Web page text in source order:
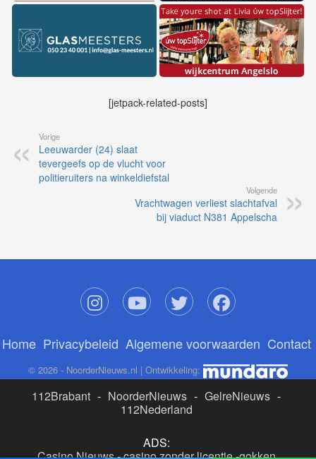
[jetpack-related-posts]
Vorige
Leeuwarder (24) slaat
tevergeefs op de vlucht voor
politieruiters na winkeldiefstal
Volgende
Vrachtwagen verliest slachtafval
bij viaduct N381 Appelscha
Home Privacybeleid Algemene voorwaarden Contact
© 2026 - NoorderNieuws.nl | Ontwikkeling:
112Brabant - NoorderNieuws - GelreNieuws -
112Nederland
ADS: